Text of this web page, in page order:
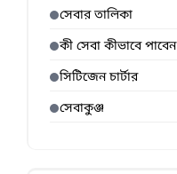
সেবার তালিকা
কী সেবা কীভাবে পাবেন
সিটিজেন চার্টার
সেবাকুঞ্জ